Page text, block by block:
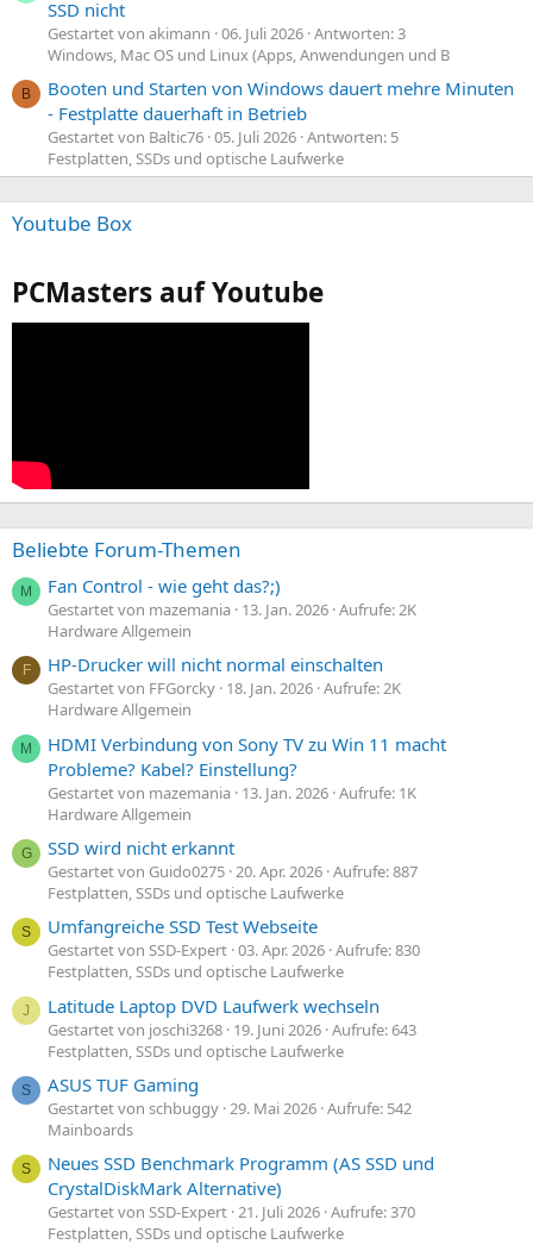
SSD nicht
Gestartet von akimann 06. Juli 2026 Antworten: 3
Windows, Mac OS und Linux (Apps, Anwendungen und B
B
Booten und Starten von Windows dauert mehre Minuten
- Festplatte dauerhaft in Betrieb
Gestartet von Baltic76 05. Juli 2026 Antworten: 5
Festplatten, SSDs und optische Laufwerke
Youtube Box
PCMasters auf Youtube
Beliebte Forum-Themen
M Fan Control - wie geht das?;)
Gestartet von mazemania 13. Jan. 2026 Aufrufe: 2K
Hardware Allgemein
F HP-Drucker will nicht normal einschalten
Gestartet von FFGorcky 18. Jan. 2026 Aufrufe: 2K
Hardware Allgemein
M
HDMI Verbindung von Sony TV zu Win 11 macht
Probleme? Kabel? Einstellung?
Gestartet von mazemania 13. Jan. 2026 Aufrufe: 1K
Hardware Allgemein
G SSD wird nicht erkannt
Gestartet von Guido0275 20. Apr. 2026 Aufrufe: 887
Festplatten, SSDs und optische Laufwerke
S Umfangreiche SSD Test Webseite
Gestartet von SSD-Expert 03. Apr. 2026 Aufrufe: 830
Festplatten, SSDs und optische Laufwerke
J Latitude Laptop DVD Laufwerk wechseln
Gestartet von joschi3268 19. Juni 2026 Aufrufe: 643
Festplatten, SSDs und optische Laufwerke
S ASUS TUF Gaming
Gestartet von schbuggy 29. Mai 2026 Aufrufe: 542
Mainboards
S
Neues SSD Benchmark Programm (AS SSD und
CrystalDiskMark Alternative)
Gestartet von SSD-Expert 21. Juli 2026 Aufrufe: 370
Festplatten, SSDs und optische Laufwerke